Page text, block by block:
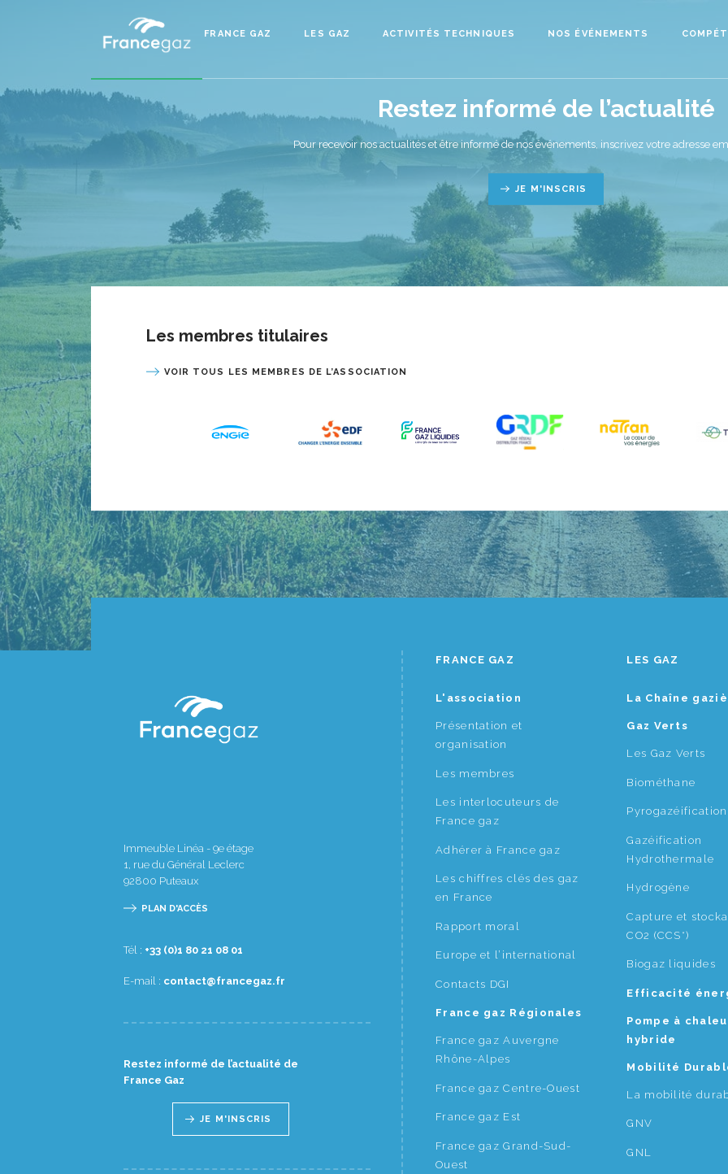
FRANCE GAZ LES GAZ ACTIVITÉS TECHNIQUES NOS ÉVÉNEMENTS
Restez informé de l’actualité
Pour recevoir nos actualités et être informé de nos événements, inscrivez votre adresse
JE M'INSCRIS
Les membres titulaires
VOIR TOUS LES MEMBRES DE L’ASSOCIATION
Immeuble Linéa - 9e étage
1, rue du Général Leclerc
92800 Puteaux
PLAN D'ACCÈS
Tél : 10 80 12 08 1(0) 33+
E-mail : rf.zagecnarf@tcatnoc
Restez informé de l’actualité de
France Gaz
JE M'INSCRIS
FRANCE GAZ
L'association
Présentation et
organisation
Les membres
Les interlocuteurs de
France gaz
Adhérer à France gaz
Les chiffres clés des gaz
en France
Rapport moral
Europe et l’international
Contacts DGI
France gaz Régionales
France gaz Auvergne
Rhône-Alpes
France gaz Centre-Ouest
France gaz Est
France gaz Grand-Sud-
Ouest
LES GAZ
La Chaîne
Gaz Verts
Les Gaz Verts
Biométhane
Pyrogazéification
Gazéification
Hydrothermale
Hydrogène
Capture et
CO2 (CCS*)
Biogaz liquides
Efficacité
Pompe à
hybride
Mobilité
La mobilité
GNV
GNL